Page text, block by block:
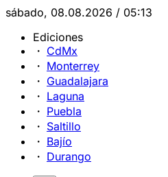
sábado, 08.08.2026 / 05:13
Ediciones
CdMx
Monterrey
Guadalajara
Laguna
Puebla
Saltillo
Bajío
Durango